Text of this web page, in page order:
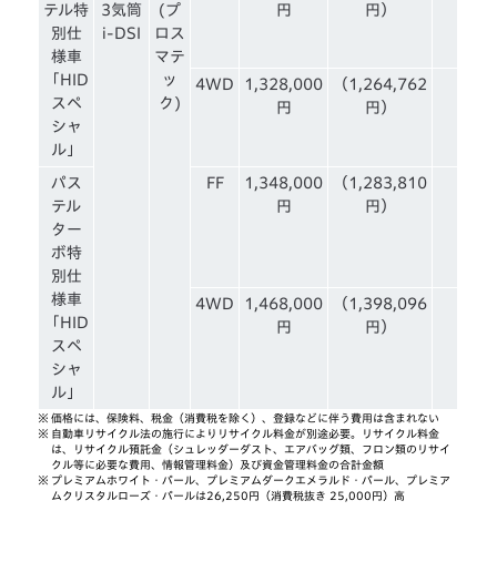
テル特
別仕
様車
「HID
スペ
シャ
ル」
3気筒
i-DSI
(プ
ロス
マテ
ッ
ク)
円
円）
4WD
1,328,000
円
（1,264,762
円）
パス
テル
ター
ボ特
別仕
様車
「HID
スペ
シャ
ル」
FF
1,348,000
円
（1,283,810
円）
4WD
1,468,000
円
（1,398,096
円）
※ 価格には、保険料、税金（消費税を除く）、登録などに伴う費用は含まれない
※ 自動車リサイクル法の施行によりリサイクル料金が別途必要。リサイクル料金
は、リサイクル預託金（シュレッダーダスト、エアバッグ類、フロン類のリサイ
クル等に必要な費用、情報管理料金）及び資金管理料金の合計金額
※ プレミアムホワイト・パール、プレミアムダークエメラルド・パール、プレミア
ムクリスタルローズ・パールは26,250円（消費税抜き 25,000円）高